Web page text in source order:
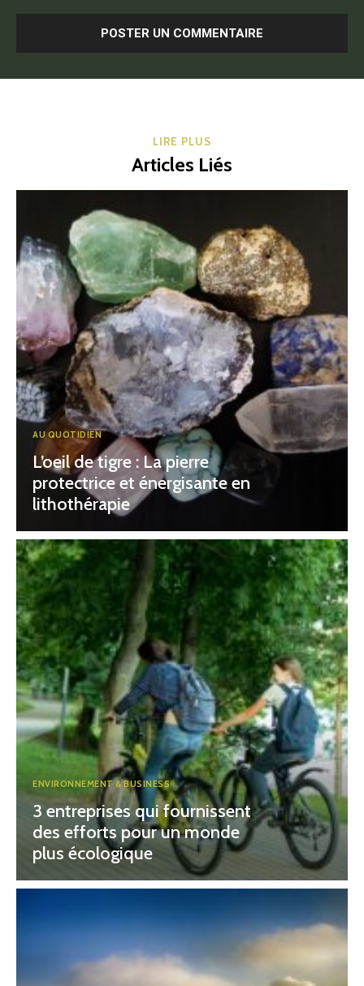
LIRE PLUS
Articles Liés
AU QUOTIDIEN
L’oeil de tigre : La pierre
protectrice et énergisante en
lithothérapie
ENVIRONNEMENT & BUSINESS
3 entreprises qui fournissent
des efforts pour un monde
plus écologique